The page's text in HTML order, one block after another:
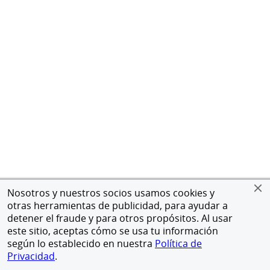
Nosotros y nuestros socios usamos cookies y
otras herramientas de publicidad, para ayudar a
detener el fraude y para otros propósitos. Al usar
este sitio, aceptas cómo se usa tu información
según lo establecido en nuestra Política de
Privacidad.